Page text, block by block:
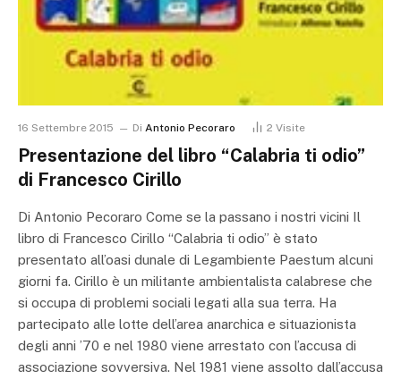
16 Settembre 2015 Di Antonio Pecoraro 2 Visite
Presentazione del libro “Calabria ti odio”
di Francesco Cirillo
Di Antonio Pecoraro Come se la passano i nostri vicini Il
libro di Francesco Cirillo “Calabria ti odio” è stato
presentato all’oasi dunale di Legambiente Paestum alcuni
giorni fa. Cirillo è un militante ambientalista calabrese che
si occupa di problemi sociali legati alla sua terra. Ha
partecipato alle lotte dell’area anarchica e situazionista
degli anni ’70 e nel 1980 viene arrestato con l’accusa di
associazione sovversiva. Nel 1981 viene assolto dall’accusa